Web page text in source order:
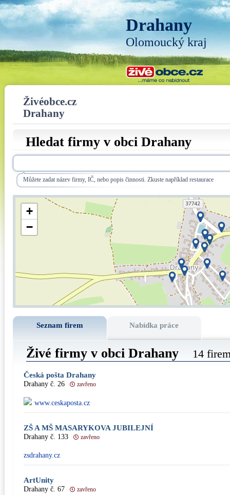
Drahany
Olomoucký kraj
Živéobce.cz
Drahany
Hledat firmy v obci Drahany
Můžete zadat název firmy, IČ, nebo popis činnosti. Zkuste například restaurace
+
−
Seznam firem Nabídka práce
Živé firmy v obci Drahany 14
Česká pošta Drahany
Drahany č. 26 zavřeno
www.ceskaposta.cz
ZŠ A MŠ MASARYKOVA JUBILEJNÍ
Drahany č. 133 zavřeno
zsdrahany.cz
ArtUnity
Drahany č. 67 zavřeno